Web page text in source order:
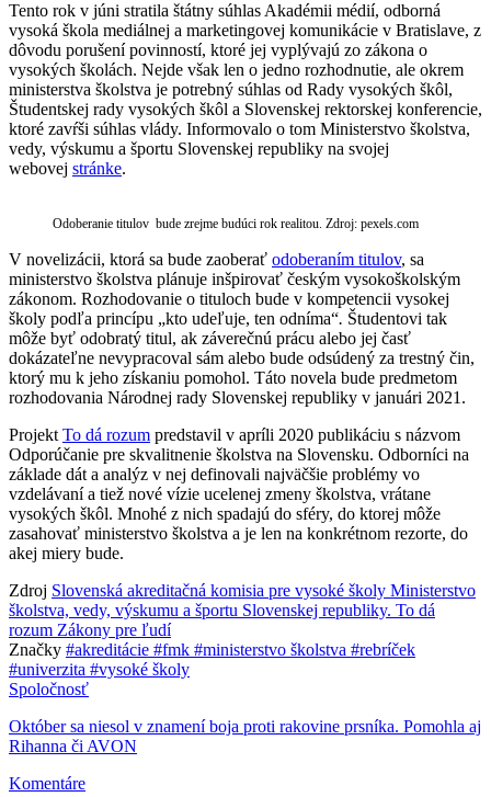
Tento rok v júni stratila štátny súhlas Akadémii médií, odborná
vysoká škola mediálnej a marketingovej komunikácie v Bratislave, z
dôvodu porušení povinností, ktoré jej vyplývajú zo zákona o
vysokých školách. Nejde však len o jedno rozhodnutie, ale okrem
ministerstva školstva je potrebný súhlas od Rady vysokých škôl,
Študentskej rady vysokých škôl a Slovenskej rektorskej konferencie,
ktoré zavŕši súhlas vlády. Informovalo o tom Ministerstvo školstva,
vedy, výskumu a športu Slovenskej republiky na svojej
webovej stránke.
Odoberanie titulov bude zrejme budúci rok realitou. Zdroj: pexels.com
V novelizácii, ktorá sa bude zaoberať odoberaním titulov, sa
ministerstvo školstva plánuje inšpirovať českým vysokoškolským
zákonom. Rozhodovanie o tituloch bude v kompetencii vysokej
školy podľa princípu „kto udeľuje, ten odníma“. Študentovi tak
môže byť odobratý titul, ak záverečnú prácu alebo jej časť
dokázateľne nevypracoval sám alebo bude odsúdený za trestný čin,
ktorý mu k jeho získaniu pomohol. Táto novela bude predmetom
rozhodovania Národnej rady Slovenskej republiky v januári 2021.
ProjektTo dá rozum predstavil v apríli 2020 publikáciu s názvom
Odporúčanie pre skvalitnenie školstva na Slovensku. Odborníci na
základe dát a analýz v nej definovali najväčšie problémy vo
vzdelávaní a tiež nové vízie ucelenej zmeny školstva, vrátane
vysokých škôl. Mnohé z nich spadajú do sféry, do ktorej môže
zasahovať ministerstvo školstva a je len na konkrétnom rezorte, do
akej miery bude.
Zdroj Slovenská akreditačná komisia pre vysoké školy Ministerstvo
školstva, vedy, výskumu a športu Slovenskej republiky. To dá
rozum Zákony pre ľudí
Značky #akreditácie #fmk #ministerstvo školstva #rebríček
#univerzita #vysoké školy
Spoločnosť
Október sa niesol v znamení boja proti rakovine prsníka. Pomohla aj
Rihanna či AVON
Komentáre